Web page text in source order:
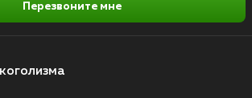
Перезвоните мне